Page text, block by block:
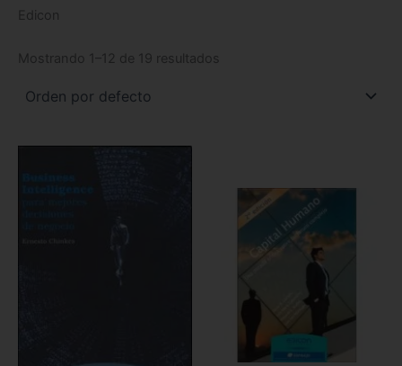
Edicon
Mostrando 1–12 de 19 resultados